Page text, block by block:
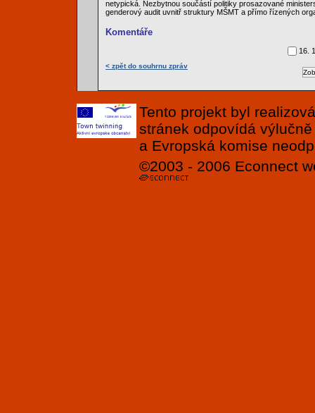
netypická. Nezbytnou součástí politiky prosazované
genderový audit uvnitř struktury MŠMT a přímo řízených
Komentáře
16.
< zpět do souhrnu zpráv
Tento projekt byl
stránek odpovídá
a Evropská komise
©2003 - 2006 Econnect